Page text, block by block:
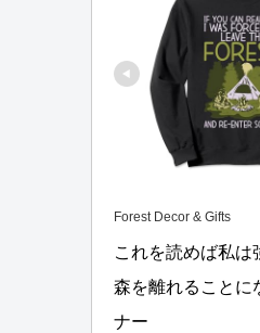
Forest Decor & Gifts
これを読めば私は
森を離れることに
ナー